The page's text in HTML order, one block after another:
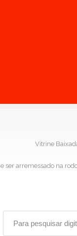
Vitrine
arremessado na